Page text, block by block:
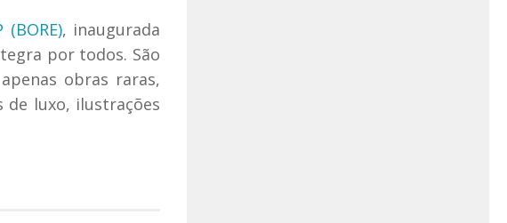
, inaugurada
por todos. São
obras raras,
de luxo, ilustrações